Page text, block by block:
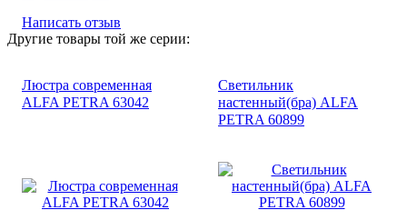
Написать отзыв
Другие товары той же серии:
Люстра современная
ALFA PETRA 63042
Светильник
настенный(бра) ALFA
PETRA 60899